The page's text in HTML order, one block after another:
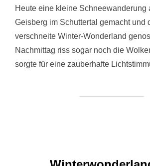
Heute eine kleine Schneewanderung
Geisberg im Schuttertal gemacht und
verschneite Winter-Wonderland
Nachmittag riss sogar noch die
sorgte für eine zauberhafte